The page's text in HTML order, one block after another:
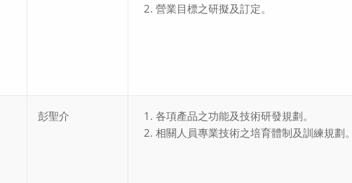
營業目標之研擬及訂定。
彭聖介
各項產品之功能及技術研發規劃。
相關人員專業技術之培育體制及訓練規劃。